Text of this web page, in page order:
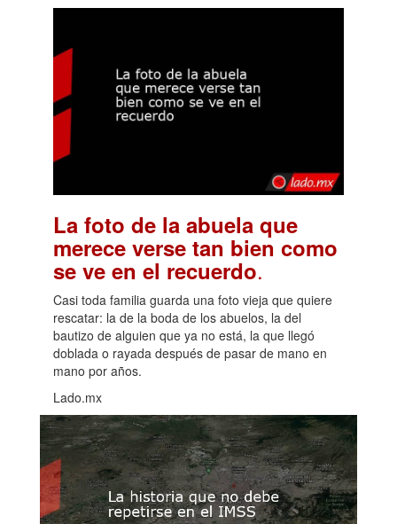
La foto de la abuela que
merece verse tan bien como
se ve en el recuerdo.
Casi toda familia guarda una foto vieja que quiere
rescatar: la de la boda de los abuelos, la del
bautizo de alguien que ya no está, la que llegó
doblada o rayada después de pasar de mano en
mano por años.
Lado.mx